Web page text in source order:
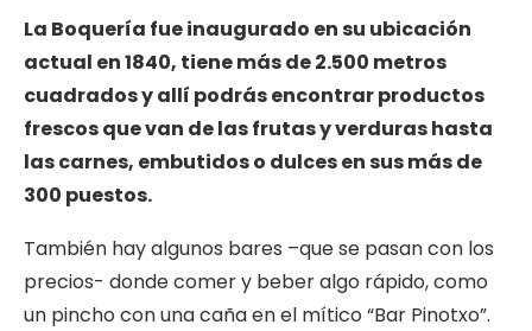
La Boquería fue inaugurado en su ubicación
actual en 1840, tiene más de 2.500 metros
cuadrados y allí podrás encontrar productos
frescos que van de las frutas y verduras hasta
las carnes, embutidos o dulces en sus más de
300 puestos.
También hay algunos bares –que se pasan con los
precios- donde comer y beber algo rápido, como
un pincho con una caña en el mítico “Bar Pinotxo”.